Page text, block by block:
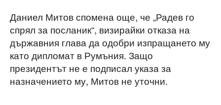
Даниел Митов спомена още, че „Радев го
спрял за посланик“, визирайки отказа на
държавния глава да одобри изпращането му
като дипломат в Румъния. Защо
президентът не е подписал указа за
назначението му, Митов не уточни.